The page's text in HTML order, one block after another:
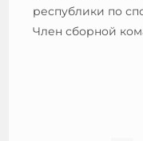
республики по
Член сборной